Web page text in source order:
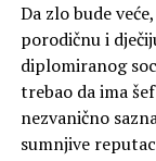
Da zlo bude
porodičnu i
diplomiranog
trebao da ima
nezvanično
sumnjive